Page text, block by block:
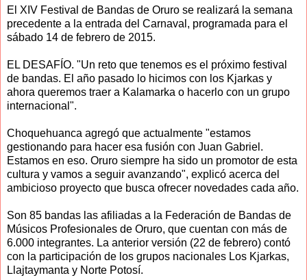
El XIV Festival de Bandas de Oruro se realizará la semana
precedente a la entrada del Carnaval, programada para el
sábado 14 de febrero de 2015.
EL DESAFÍO. "Un reto que tenemos es el próximo festival
de bandas. El año pasado lo hicimos con los Kjarkas y
ahora queremos traer a Kalamarka o hacerlo con un grupo
internacional".
Choquehuanca agregó que actualmente "estamos
gestionando para hacer esa fusión con Juan Gabriel.
Estamos en eso. Oruro siempre ha sido un promotor de esta
cultura y vamos a seguir avanzando", explicó acerca del
ambicioso proyecto que busca ofrecer novedades cada año.
Son 85 bandas las afiliadas a la Federación de Bandas de
Músicos Profesionales de Oruro, que cuentan con más de
6.000 integrantes. La anterior versión (22 de febrero) contó
con la participación de los grupos nacionales Los Kjarkas,
Llajtaymanta y Norte Potosí.